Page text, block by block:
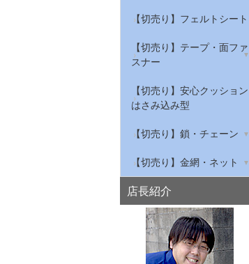
ト・軽トラック荷台マッ
水切り安全歩行マット
穴あきコーン
【切売り】NBRゴムシート
【切売り】環境配慮型ゴム
シート
【切売り】滑り止めゴム
スポンジチューブ・溝ゴム
リフレクター
衣類・布用反射材
【切売り】フェルトシート
【切売り】テープ・面ファ
スナー
綿テープ
【切売り】安心クッション
はさみ込み型
【切売り】鎖・チェーン
鉄チェーン
ステンレスチェーン
アルミチェーン
プラスチックチェーン
【切売り】金網・ネット
亀甲金網
平織金網
店長紹介